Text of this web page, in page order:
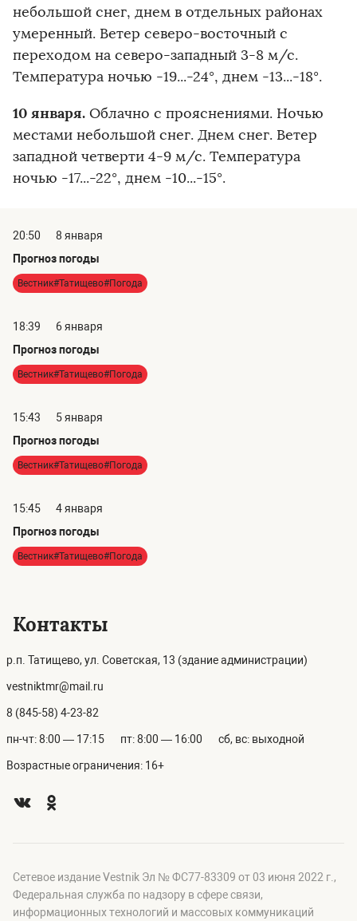
небольшой снег, днем в отдельных районах
умеренный. Ветер северо-восточный с
переходом на северо-западный 3-8 м/с.
Температура ночью -19...-24°, днем -13...-18°.
10 января. Облачно с прояснениями. Ночью
местами небольшой снег. Днем снег. Ветер
западной четверти 4-9 м/с. Температура
ночью -17...-22°, днем -10...-15°.
20:50
8 января
Прогноз погоды
Вестник#Татищево#Погода
18:39
6 января
Прогноз погоды
Вестник#Татищево#Погода
15:43
5 января
Прогноз погоды
Вестник#Татищево#Погода
15:45
4 января
Прогноз погоды
Вестник#Татищево#Погода
Контакты
р.п. Татищево, ул. Советская, 13 (здание администрации)
vestniktmr@mail.ru
8 (845-58) 4-23-82
пн-чт: 8:00 — 17:15 пт: 8:00 — 16:00 сб, вс: выходной
Возрастные ограничения: 16+
Сетевое издание Vestnik Эл № ФС77-83309 от 03 июня 2022 г.,
Федеральная служба по надзору в сфере связи,
информационных технологий и массовых коммуникаций